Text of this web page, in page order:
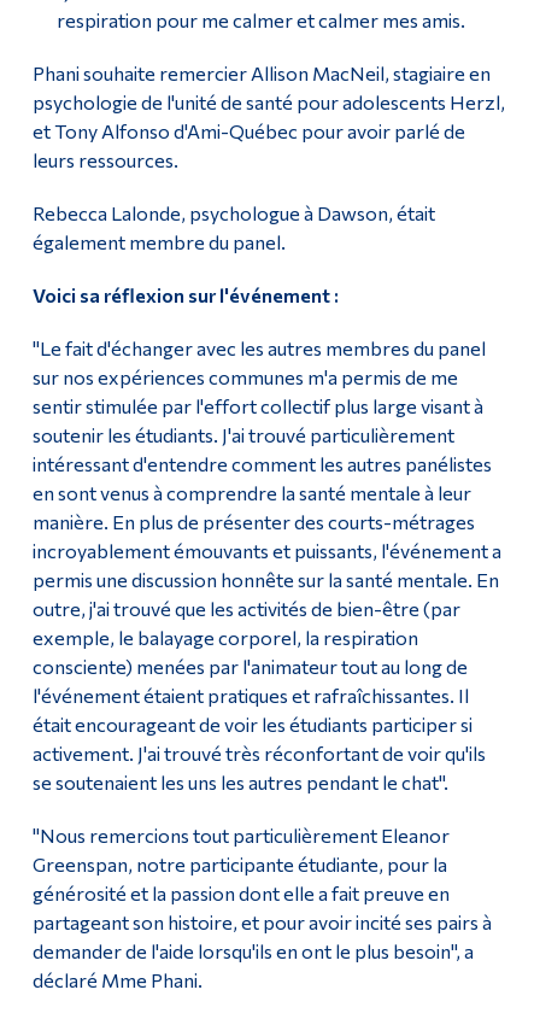
respiration pour me calmer et calmer mes amis.
Phani souhaite remercier Allison MacNeil, stagiaire en
psychologie de l'unité de santé pour adolescents Herzl,
et Tony Alfonso d'Ami-Québec pour avoir parlé de
leurs ressources.
Rebecca Lalonde, psychologue à Dawson, était
également membre du panel.
Voici sa réflexion sur l'événement :
"Le fait d'échanger avec les autres membres du panel
sur nos expériences communes m'a permis de me
sentir stimulée par l'effort collectif plus large visant à
soutenir les étudiants. J'ai trouvé particulièrement
intéressant d'entendre comment les autres panélistes
en sont venus à comprendre la santé mentale à leur
manière. En plus de présenter des courts-métrages
incroyablement émouvants et puissants, l'événement a
permis une discussion honnête sur la santé mentale. En
outre, j'ai trouvé que les activités de bien-être (par
exemple, le balayage corporel, la respiration
consciente) menées par l'animateur tout au long de
l'événement étaient pratiques et rafraîchissantes. Il
était encourageant de voir les étudiants participer si
activement. J'ai trouvé très réconfortant de voir qu'ils
se soutenaient les uns les autres pendant le chat".
"Nous remercions tout particulièrement Eleanor
Greenspan, notre participante étudiante, pour la
générosité et la passion dont elle a fait preuve en
partageant son histoire, et pour avoir incité ses pairs à
demander de l'aide lorsqu'ils en ont le plus besoin", a
déclaré Mme Phani.